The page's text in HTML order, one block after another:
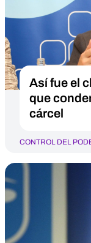
Así fue el
que
cárcel
CONTROL DEL